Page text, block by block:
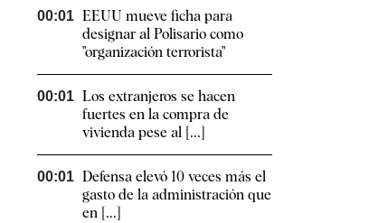
00:01 EEUU mueve ficha para
designar al Polisario como
"organización terrorista"
00:01 Los extranjeros se hacen
fuertes en la compra de
vivienda pese al [...]
00:01 Defensa elevó 10 veces más el
gasto de la administración que
en [...]